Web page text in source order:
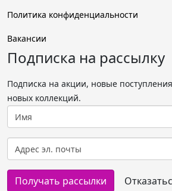
Политика конфиденциальности
Вакансии
Подписка на рассылку
Подписка на акции, новые
новых коллекций.